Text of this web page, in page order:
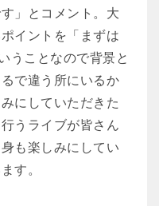
」とコメント。大
イントを「まずは
うことなので背景と
で違う所にいるか
にしていただきた
うライブが皆さん
も楽しみにしてい
す。